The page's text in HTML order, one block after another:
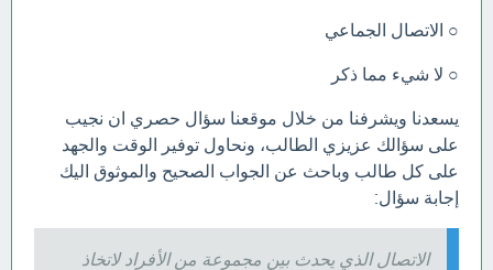
○ الاتصال الجماعي
○ لا شيء مما ذكر
يسعدنا ويشرفنا من خلال موقعنا سؤال حصري ان نجيب
على سؤالك عزيزي الطالب، ونحاول توفير الوقت والجهد
على كل طالب وباحث عن الجواب الصحيح والموثوق اليك
إجابة سؤال:
الاتصال الذي يحدث بين مجموعة من الأفراد لاتخاذ